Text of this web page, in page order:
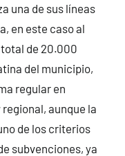
una de sus líneas
en este caso al
de 20.000
del municipio,
regular en
aunque la
de los criterios
subvenciones, ya